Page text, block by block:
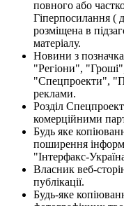
повного або
Гіперпосилання (
розміщена в
матеріалу.
Новини з
"Регіони",
"Спецпроекти",
реклами.
Розділ
комерційними
Будь яке
поширення
"Інтерфакс-
Власник веб-
публікації.
Будь-яке